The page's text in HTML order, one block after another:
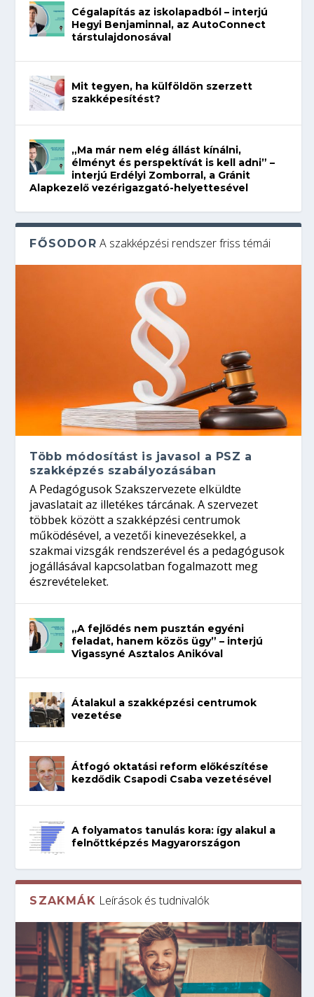
Cégalapítás az iskolapadból – interjú
Hegyi Benjaminnal, az AutoConnect
társtulajdonosával
Mit tegyen, ha külföldön szerzett
szakképesítést?
„Ma már nem elég állást kínálni,
élményt és perspektívát is kell adni” –
interjú Erdélyi Zomborral, a Gránit
Alapkezelő vezérigazgató-helyettesével
FŐSODOR A szakképzési rendszer friss témái
Több módosítást is javasol a PSZ a
szakképzés szabályozásában
A Pedagógusok Szakszervezete elküldte
javaslatait az illetékes tárcának. A szervezet
többek között a szakképzési centrumok
működésével, a vezetői kinevezésekkel, a
szakmai vizsgák rendszerével és a pedagógusok
jogállásával kapcsolatban fogalmazott meg
észrevételeket.
„A fejlődés nem pusztán egyéni
feladat, hanem közös ügy” – interjú
Vigassyné Asztalos Anikóval
Átalakul a szakképzési centrumok
vezetése
Átfogó oktatási reform előkészítése
kezdődik Csapodi Csaba vezetésével
A folyamatos tanulás kora: így alakul a
felnőttképzés Magyarországon
SZAKMÁK Leírások és tudnivalók